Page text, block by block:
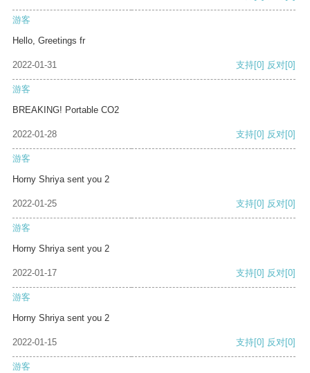
游客
Hello, Greetings fr
2022-01-31 支持[0] 反对[0]
游客
BREAKING! Portable CO2
2022-01-28 支持[0] 反对[0]
游客
Horny Shriya sent you 2
2022-01-25 支持[0] 反对[0]
游客
Horny Shriya sent you 2
2022-01-17 支持[0] 反对[0]
游客
Horny Shriya sent you 2
2022-01-15 支持[0] 反对[0]
游客